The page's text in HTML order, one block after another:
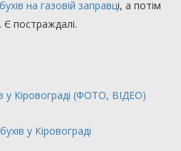
на газовій заправці, а потім
постраждалі.
у Кіровограді (ФОТО, ВІДЕО)
у Кіровограді